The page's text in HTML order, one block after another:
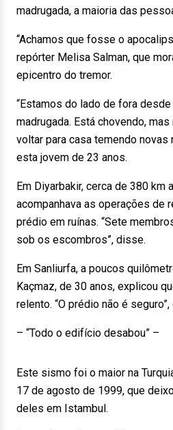
madrugada, a maioria das
“Achamos que fosse o
repórter Melisa Salman, que
epicentro do tremor.
“Estamos do lado de fora
madrugada. Está chovendo,
voltar para casa temendo novas
esta jovem de 23 anos.
Em Diyarbakir, cerca de 380 km
acompanhava as operações de
prédio em ruínas. “Sete
sob os escombros”, disse.
Em Sanliurfa, a poucos
Kaçmaz, de 30 anos, explicou
relento. “O prédio não é
– “Todo o edifício desabou” –
Este sismo foi o maior na
17 de agosto de 1999, que
deles em Istambul.